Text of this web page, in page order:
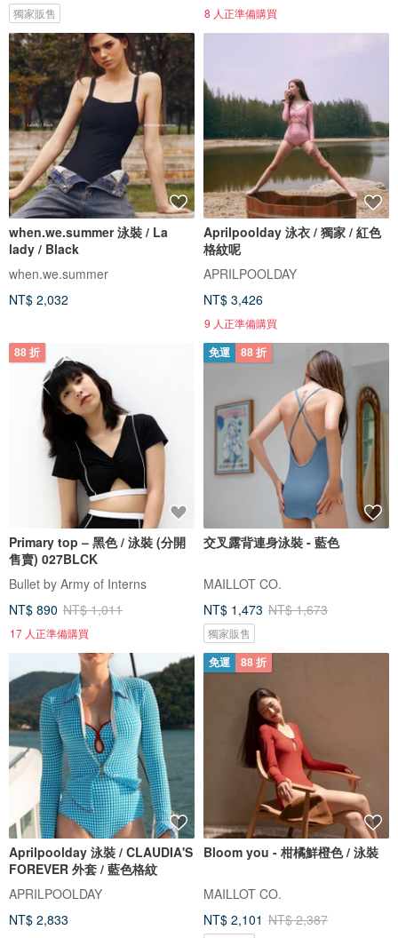
獨家販售 8 人正準備購買
when.we.summer 泳裝 / La
lady / Black
when.we.summer
NT$ 2,032
Aprilpoolday 泳衣 / 獨家 / 紅色
格紋呢
APRILPOOLDAY
NT$ 3,426
9 人正準備購買
88 折
Primary top – 黑色 / 泳裝 (分開
售賣) 027BLCK
Bullet by Army of Interns
NT$ 890 NT$ 1,011
17 人正準備購買
免運 88 折
交叉露背連身泳裝 - 藍色
MAILLOT CO.
NT$ 1,473 NT$ 1,673
獨家販售
Aprilpoolday 泳裝 / CLAUDIA'S
FOREVER 外套 / 藍色格紋
APRILPOOLDAY
NT$ 2,833
免運 88 折
Bloom you - 柑橘鮮橙色 / 泳裝
MAILLOT CO.
NT$ 2,101 NT$ 2,387